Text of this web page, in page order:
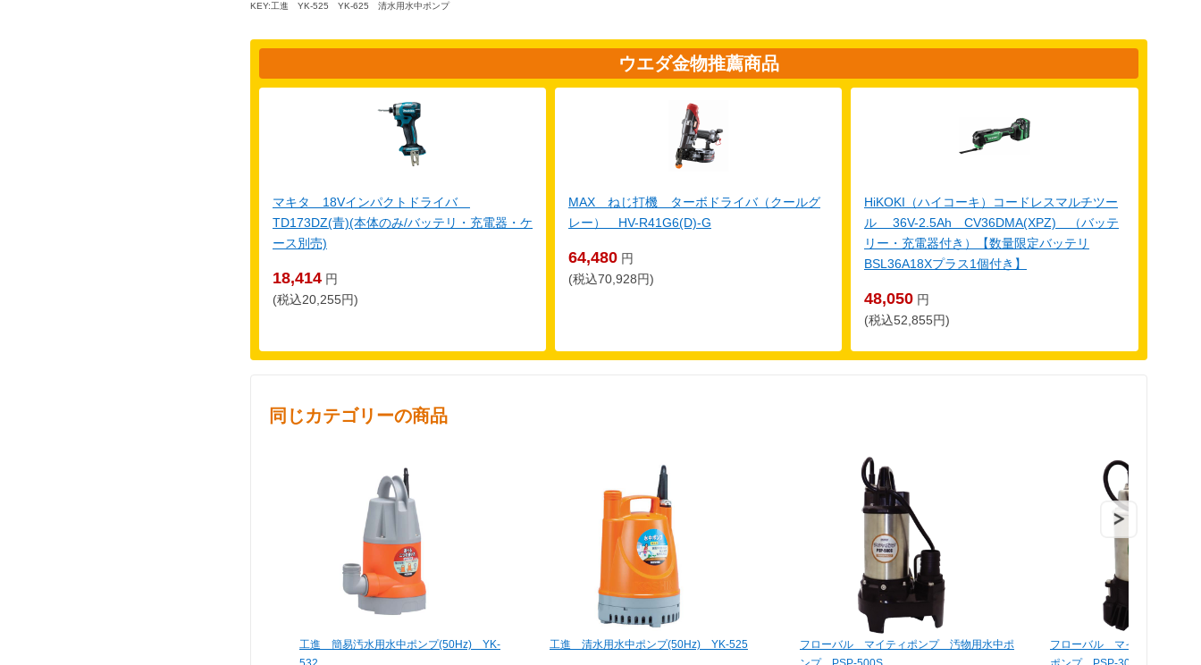
KEY:工進 YK-525 YK-625 清水用水中ポンプ
ウエダ金物推薦商品
マキタ 18Vインパクトドライバ
TD173DZ(青)(本体のみ/バッテリ・充電器・ケ
ース別売)
18,414 円
(税込20,255円)
MAX ねじ打機 ターボドライバ（クールグ
レー） HV-R41G6(D)-G
64,480 円
(税込70,928円)
HiKOKI（ハイコーキ）コードレスマルチツー
ル 36V-2.5Ah CV36DMA(XPZ) （バッテ
リー・充電器付き）【数量限定バッテリ
BSL36A18Xプラス1個付き】
48,050 円
(税込52,855円)
同じカテゴリーの商品
工進 簡易汚水用水中ポンプ(50Hz) YK-
工進 清水用水中ポンプ(50Hz) YK-525
フローバル マイティポンプ 汚物用水中ポ
フローバル マイティポンプ